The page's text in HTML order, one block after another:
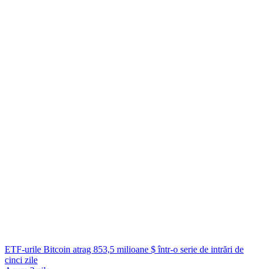
ETF-urile Bitcoin atrag 853,5 milioane $ într-o serie de intrări de
cinci zile